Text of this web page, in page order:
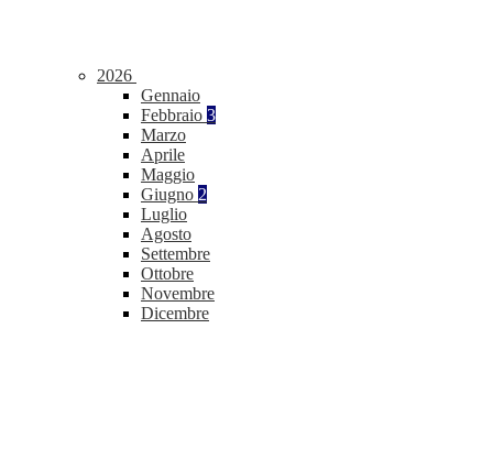
2026
Gennaio
Febbraio 3
Marzo
Aprile
Maggio
Giugno 2
Luglio
Agosto
Settembre
Ottobre
Novembre
Dicembre